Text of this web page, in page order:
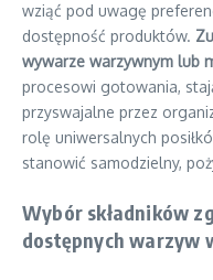
wziąć pod uwagę
dostępność produktów.
wywarze warzywnym lub
procesowi gotowania,
przyswajalne przez
rolę uniwersalnych
stanowić samodzielny,
Wybór składników
dostępnych warzyw